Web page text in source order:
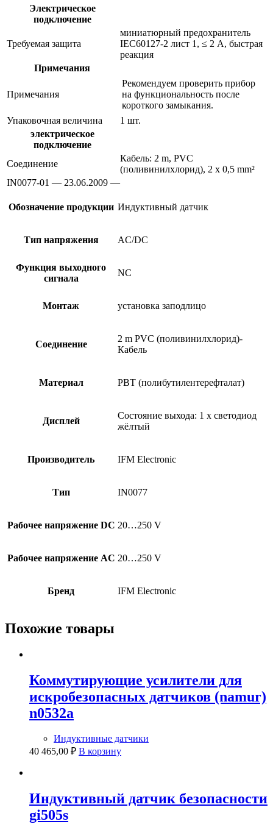
Электрическое
подключение
Требуемая защита
миниатюрный предохранитель
IEC60127-2 лист 1, ≤ 2 A, быстрая
реакция
Примечания
Примечания
Рекомендуем проверить прибор
на функциональность после
короткого замыкания.
Упаковочная величина
1 шт.
электрическое
подключение
Соединение
Кабель: 2 m, PVC
(поливинилхлорид), 2 x 0,5 mm²
IN0077-01 — 23.06.2009 —
Обозначение продукции Индуктивный датчик
Тип напряжения AC/DC
Функция выходного
сигнала
NC
Монтаж установка заподлицо
Соединение
2 m PVC (поливинилхлорид)-
Кабель
Материал PBT (полибутилентерефталат)
Дисплей
Состояние выхода: 1 x светодиод
жёлтый
Производитель IFM Electronic
Тип IN0077
Рабочее напряжение DC 20…250 V
Рабочее напряжение AC 20…250 V
Бренд IFM Electronic
Похожие товары
Коммутирующие усилители для
искробезопасных датчиков (namur)
n0532a
Индуктивные датчики
40 465,00 ₽ В корзину
Индуктивный датчик безопасности
gi505s